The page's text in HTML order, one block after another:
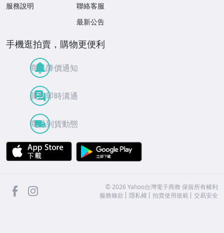
服務說明
聯絡客服
最新公告
手機逛拍賣，購物更便利
商品降價通知
買賣即時溝通
商品到貨動態
APP Store
facebook ©2026 Yahoo台灣電子商務 保留所有權利
服務條款
隱私權 拍賣使用規範 交易安全